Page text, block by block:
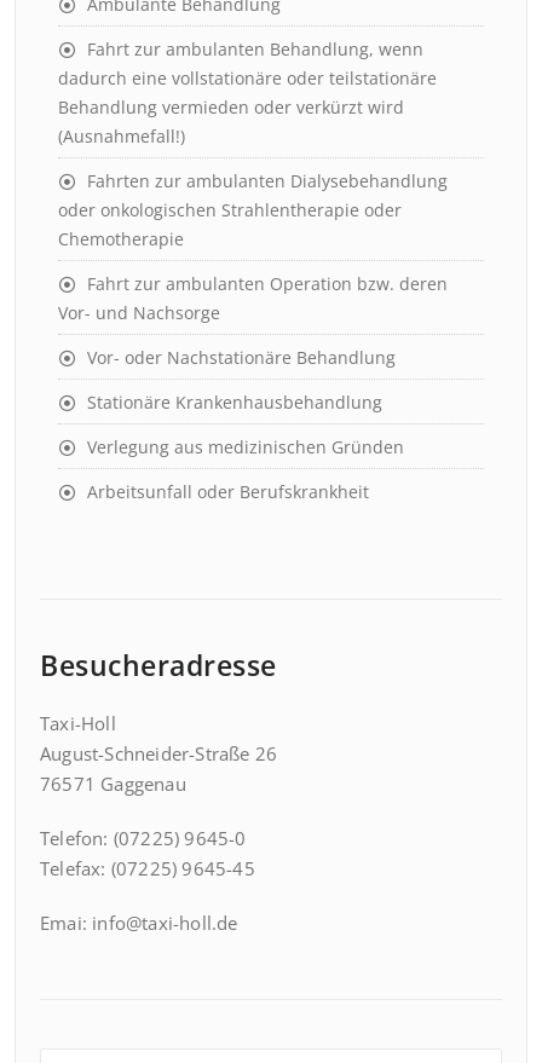
Fahrt zur ambulanten Behandlung, wenn
dadurch eine vollstationäre oder teilstationäre
Behandlung vermieden oder verkürzt wird
(Ausnahmefall!)
Fahrten zur ambulanten Dialysebehandlung
oder onkologischen Strahlentherapie oder
Chemotherapie
Fahrt zur ambulanten Operation bzw. deren
Vor- und Nachsorge
Vor- oder Nachstationäre Behandlung
Stationäre Krankenhausbehandlung
Verlegung aus medizinischen Gründen
Arbeitsunfall oder Berufskrankheit
Besucheradresse
Taxi-Holl
August-Schneider-Straße 26
76571 Gaggenau
Telefon: (07225) 9645-0
Telefax: (07225) 9645-45
Emai: info@taxi-holl.de